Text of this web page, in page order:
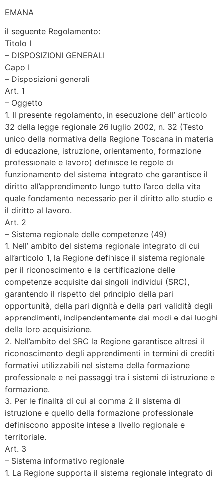
EMANA
il seguente Regolamento:
Titolo I
– DISPOSIZIONI GENERALI
Capo I
– Disposizioni generali
Art. 1
– Oggetto
1. Il presente regolamento, in esecuzione dell’ articolo
32 della legge regionale 26 luglio 2002, n. 32 (Testo
unico della normativa della Regione Toscana in materia
di educazione, istruzione, orientamento, formazione
professionale e lavoro) definisce le regole di
funzionamento del sistema integrato che garantisce il
diritto all’apprendimento lungo tutto l’arco della vita
quale fondamento necessario per il diritto allo studio e
il diritto al lavoro.
Art. 2
– Sistema regionale delle competenze (49)
1. Nell’ ambito del sistema regionale integrato di cui
all’articolo 1, la Regione definisce il sistema regionale
per il riconoscimento e la certificazione delle
competenze acquisite dai singoli individui (SRC),
garantendo il rispetto del principio della pari
opportunità, della pari dignità e della pari validità degli
apprendimenti, indipendentemente dai modi e dai luoghi
della loro acquisizione.
2. Nell’ambito del SRC la Regione garantisce altresì il
riconoscimento degli apprendimenti in termini di crediti
formativi utilizzabili nel sistema della formazione
professionale e nei passaggi tra i sistemi di istruzione e
formazione.
3. Per le finalità di cui al comma 2 il sistema di
istruzione e quello della formazione professionale
definiscono apposite intese a livello regionale e
territoriale.
Art. 3
– Sistema informativo regionale
1. La Regione supporta il sistema regionale integrato di